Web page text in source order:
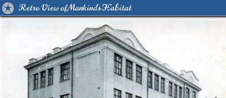
Retro View of Mankind's Habitat